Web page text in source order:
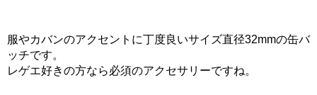
服やカバンのアクセントに丁度良いサイズ直径32mmの缶バ
ッチです。
レゲエ好きの方なら必須のアクセサリーですね。